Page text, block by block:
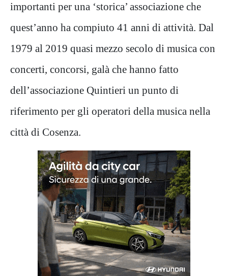
importanti per una ‘storica’ associazione che
quest’anno ha compiuto 41 anni di attività. Dal
1979 al 2019 quasi mezzo secolo di musica con
concerti, concorsi, galà che hanno fatto
dell’associazione Quintieri un punto di
riferimento per gli operatori della musica nella
città di Cosenza.